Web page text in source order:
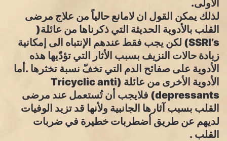
الأولى.
لذلك يمكن القول ان لامانع حالياً من علاج مرضى
القلب بالأدوية الحديثة التي ذكرناها من عائلة(
SSRI’s) لكن يجب فقط عندهم الإنتباه الى إمكانية
زيادة حالات النزيف بسبب الأثار التي تؤدّيها هذه
الأدوية على صفائح الدم التي تخفّ نسبة تخثرها .أما
الأدوية الأخرى من عائلة (Tricyclic anti
depressants) فلايجب أن تُستعمل عند مرضى
القلب بسبب آثارها الجانبية ولأنها قد تزيد الوفيات
لديهم عن طريق أضطربات خطيرة في ضربات
القلب .